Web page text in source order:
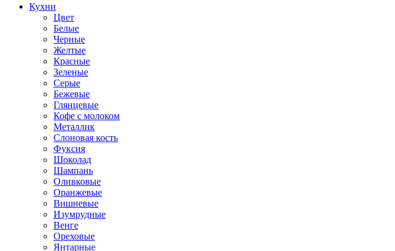
Кухни
Цвет
Белые
Черные
Желтые
Красные
Зеленые
Серые
Бежевые
Глянцевые
Кофе с молоком
Металлик
Слоновая кость
Фуксия
Шоколад
Шампань
Оливковые
Оранжевые
Вишневые
Изумрудные
Венге
Ореховые
Янтарные